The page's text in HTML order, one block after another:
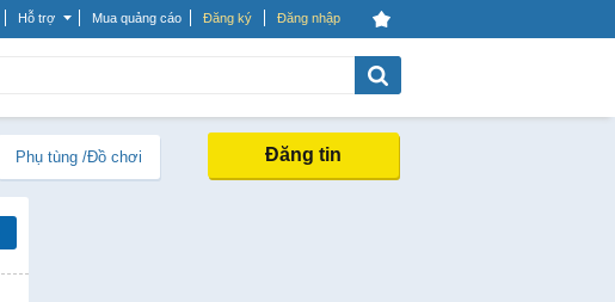
Hỗ trợ Mua quảng cáo Đăng ký Đăng nhập
Phụ tùng /Đồ chơi Đăng tin